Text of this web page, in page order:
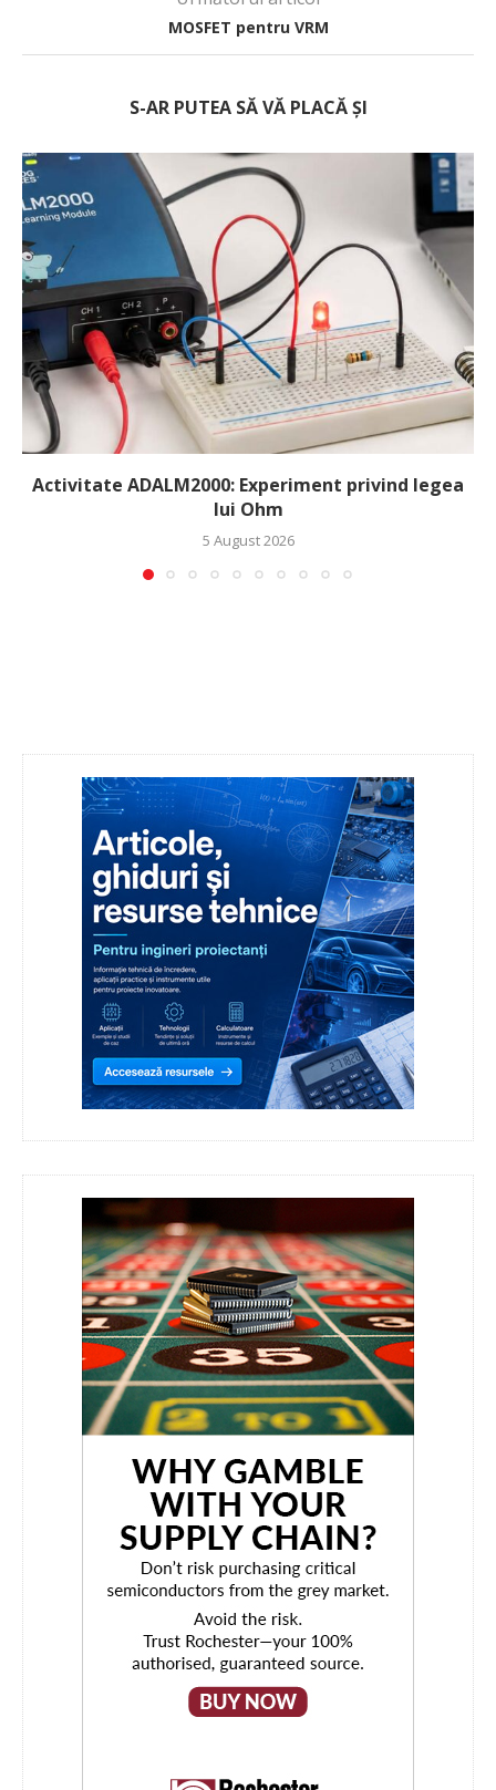
MOSFET pentru VRM
S-AR PUTEA SĂ VĂ PLACĂ ȘI
Activitate ADALM2000: Experiment privind legea
lui Ohm
5 August 2026